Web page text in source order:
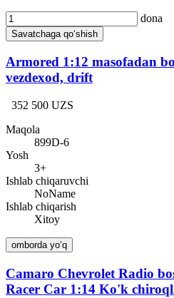
dona
Savatchaga qo‘shish
Armored 1:12 masofadan
vezdexod, drift
352 500 UZS
Maqola
899D-6
Yosh
3+
Ishlab chiqaruvchi
NoName
Ishlab chiqarish
Xitoy
omborda yo‘q
Camaro Chevrolet Radio
Racer Car 1:14 Ko'k